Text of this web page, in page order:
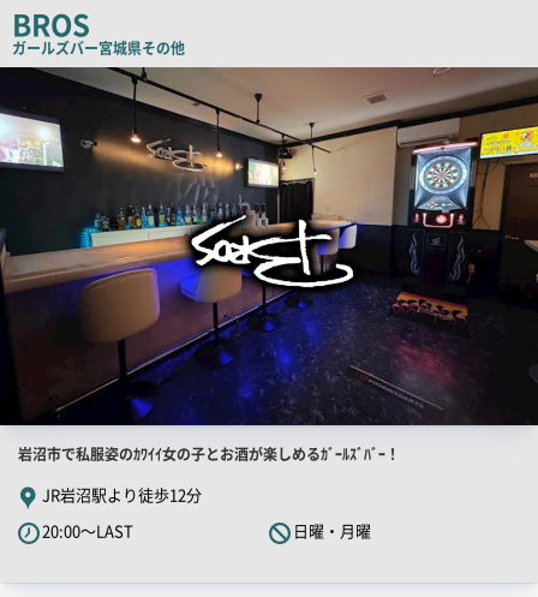
ピ
ー
BROS
ガールズバー宮城県その他
店
PR
画
像
店
舗
PR
キ
岩沼市で私服姿のｶﾜｲｲ女の子とお酒が楽しめるｶﾞｰﾙｽﾞﾊﾞｰ！
JR岩沼駅より徒歩12分
20:00～LAST
日曜・月曜